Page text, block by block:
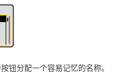
钮分配一个容易记忆的名称。